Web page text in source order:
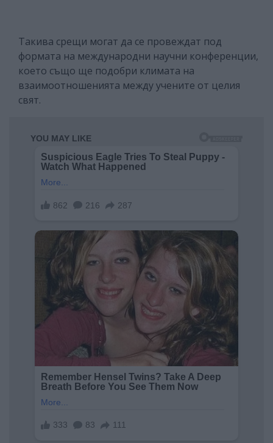
Такива срещи могат да се провеждат под
формата на международни научни конференции,
което също ще подобри климата на
взаимоотношенията между учените от целия
свят.